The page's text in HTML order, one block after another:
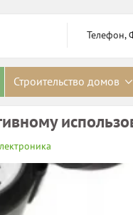
Телефон,
Строительство домов